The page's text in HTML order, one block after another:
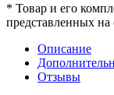
* Товар и его
представленных на
Описание
Отзывы